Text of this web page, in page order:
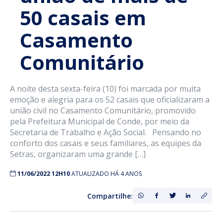
50 casais em
Casamento
Comunitário
A noite desta sexta-feira (10) foi marcada por muita
emoção e alegria para os 52 casais que oficializaram a
união civil no Casamento Comunitário, promovido
pela Prefeitura Municipal de Conde, por meio da
Secretaria de Trabalho e Ação Social. Pensando no
conforto dos casais e seus familiares, as equipes da
Setras, organizaram uma grande […]
11/06/2022 12H10ATUALIZADO HÁ 4 ANOS
Compartilhe: